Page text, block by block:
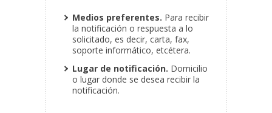
Medios preferentes. Para recibir
la notificación o respuesta a lo
solicitado, es decir, carta, fax,
soporte informático, etcétera.
Lugar de notificación. Domicilio
o lugar donde se desea recibir la
notificación.